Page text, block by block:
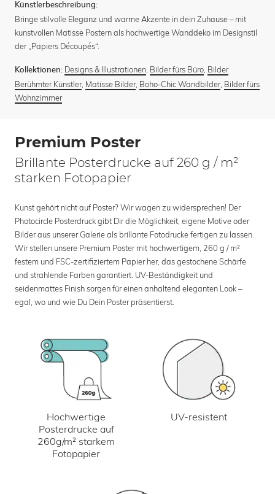
Künstlerbeschreibung:
Bringe stilvolle Eleganz und warme Akzente in dein Zuhause – mit
kunstvollen Matisse Postern als hochwertige Wanddeko im Designstil
der „Papiers Découpés“.
Kollektionen: Designs & Illustrationen Bilder fürs Büro Bilder
Berühmter Künstler, Matisse Bilder, Boho-Chic Wandbilder, Bilder fürs
Wohnzimmer
Premium Poster
Brillante Posterdrucke auf 260 g / m²
starken Fotopapier
Kunst gehört nicht auf Poster? Wir wagen zu widersprechen! Der
Photocircle Posterdruck gibt Dir die Möglichkeit, eigene Motive oder
Bilder aus unserer Galerie als brillante Fotodrucke fertigen zu lassen.
Wir stellen unsere Premium Poster mit hochwertigem, 260 g / m²
festem und FSC-zertifiziertem Papier her, das gestochene Schärfe
und strahlende Farben garantiert. UV-Beständigkeit und
seidenmattes Finish sorgen für einen anhaltend eleganten Look –
egal, wo und wie Du Dein Poster präsentierst.
Hochwertige
Posterdrucke auf
260g/m² starkem
Fotopapier
UV-resistent